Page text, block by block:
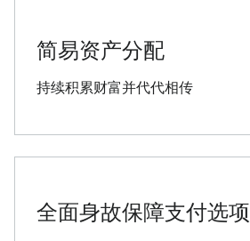
简易资产分配
持续积累财富并代代相传
全面身故保障支付选项